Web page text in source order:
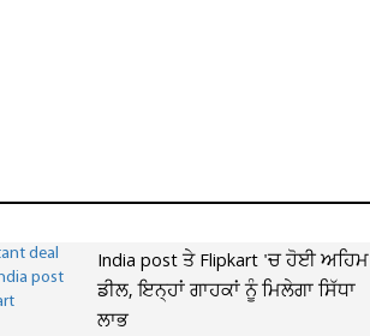
India post ਤੇ Flipkart 'ਚ ਹੋਈ ਅਹਿਮ
ਡੀਲ, ਇਨ੍ਹਾਂ ਗਾਹਕਾਂ ਨੂੰ ਮਿਲੇਗਾ ਸਿੱਧਾ
ਲਾਭ